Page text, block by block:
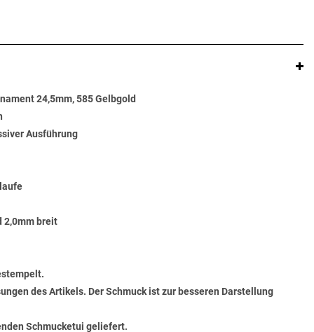
24,5mm, 585 Gelbgold
Ausführung
2,0mm breit
des Artikels. Der Schmuck ist zur besseren Darstellung
Schmucketui geliefert.